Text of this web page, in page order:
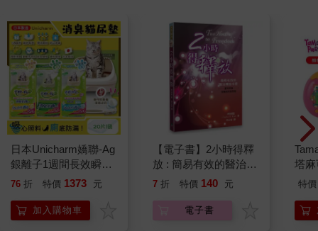
日本Unicharm嬌聯-Ag
銀離子1週間長效瞬吸
乾爽寵物消臭大師貓尿
防滲漏貓尿布/可觀察
尿色貓潔墊補充包/本
76 折 特價 1373 元
加入購物車
【電子書】2小時得釋
放 : 簡易有效的醫治釋
放手冊
7 折 特價 140 元
電子書
塔
園
特價